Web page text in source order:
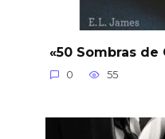
«50 Sombras de
0 55